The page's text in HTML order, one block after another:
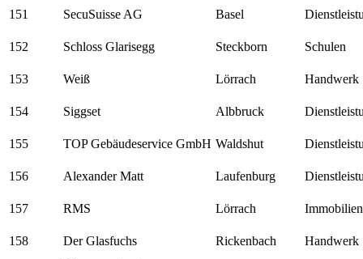
151 SecuSuisse AG Basel
152 Schloss Glarisegg Steckborn Schulen
153 Weiß Lörrach Handwerk
154 Siggset Albbruck
155 TOP Gebäudeservice GmbH Waldshut
156 Alexander Matt Laufenburg
157 RMS Lörrach Immobilien
158 Der Glasfuchs Rickenbach Handwerk